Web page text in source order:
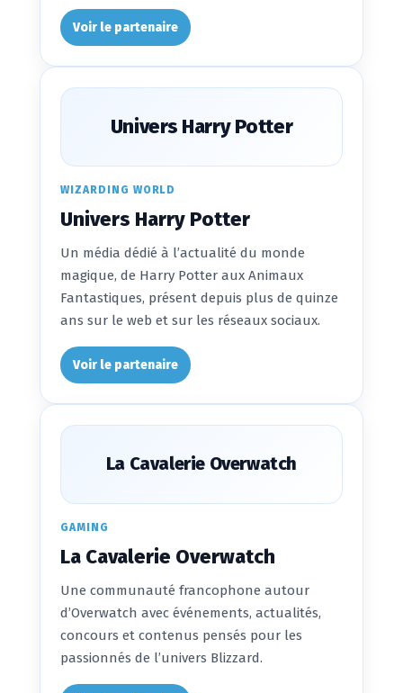
Voir le partenaire
Univers Harry Potter
WIZARDING WORLD
Univers Harry Potter
Un média dédié à l’actualité du monde
magique, de Harry Potter aux Animaux
Fantastiques, présent depuis plus de quinze
ans sur le web et sur les réseaux sociaux.
Voir le partenaire
La Cavalerie Overwatch
GAMING
La Cavalerie Overwatch
Une communauté francophone autour
d’Overwatch avec événements, actualités,
concours et contenus pensés pour les
passionnés de l’univers Blizzard.